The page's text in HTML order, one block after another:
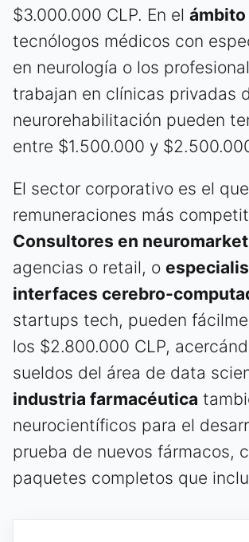
$3.000.000 CLP. En el
tecnólogos médicos con
en neurología o los
trabajan en clínicas privadas
neurorehabilitación pueden
entre $1.500.000 y
El sector corporativo es el
remuneraciones más
Consultores en
agencias o retail, o
interfaces cerebro-
startups tech, pueden
los $2.800.000 CLP,
sueldos del área de data
industria farmacéutica
neurocientíficos para el
prueba de nuevos fármacos,
paquetes completos que